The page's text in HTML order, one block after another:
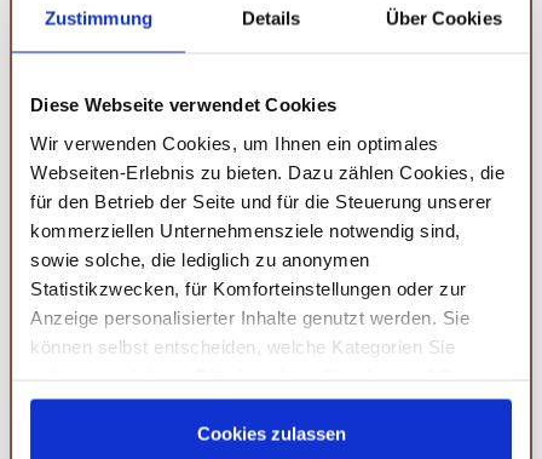
Zustimmung Details Über Cookies
Diese Webseite verwendet Cookies
Wir verwenden Cookies, um Ihnen ein optimales
Webseiten-Erlebnis zu bieten. Dazu zählen Cookies, die
für den Betrieb der Seite und für die Steuerung unserer
kommerziellen Unternehmensziele notwendig sind,
sowie solche, die lediglich zu anonymen
Statistikzwecken, für Komforteinstellungen oder zur
Anzeige personalisierter Inhalte genutzt werden. Sie
können selbst entscheiden, welche Kategorien Sie
Ihrer Einstellungen womöglich nicht mehr alle
Serviceleistungen auf der Seite zur Verfügung stehen.
Cookies zulassen
Sternanis
Du findest uns auch bei:
WAS DIR NOCH SCHMECKEN
KÖNNTE